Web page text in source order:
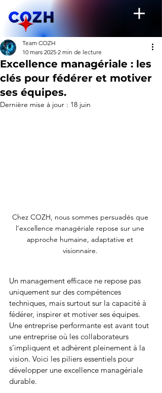
Excellence managériale : les
clés pour fédérer et motiver
ses équipes.
Team COZH
10 mars 2025 2 min de lecture
Dernière mise à jour : 18 juin
Chez COZH, nous sommes persuadés que
l’excellence managériale repose sur une
approche humaine, adaptative et
visionnaire.
Un management efficace ne repose pas
uniquement sur des compétences
techniques, mais surtout sur la capacité à
fédérer, inspirer et motiver ses équipes.
Une entreprise performante est avant tout
une entreprise où les collaborateurs
s’impliquent et adhèrent pleinement à la
vision. Voici les piliers essentiels pour
développer une excellence managériale
durable.